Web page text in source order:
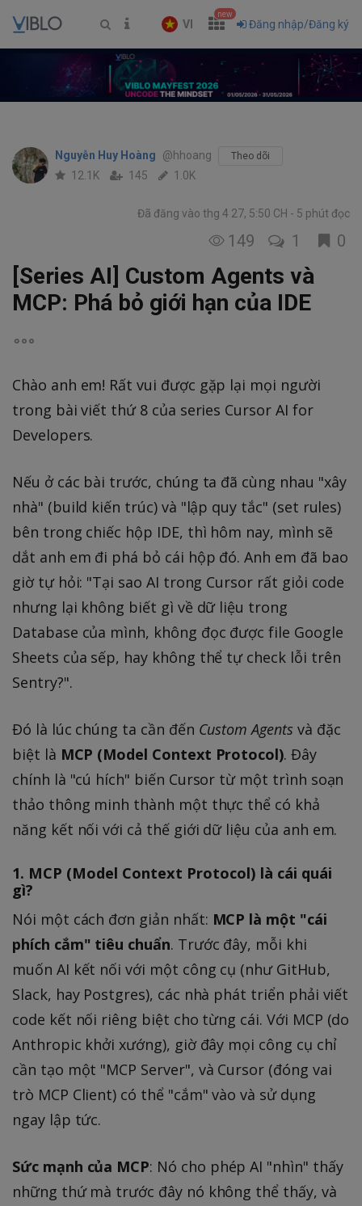
VI
new
Đăng nhập/Đăng ký
Nguyễn Huy Hoàng @hhoang Theo dõi
12.1K 145 1.0K
Đã đăng vào thg 4 27, 5:50 CH 5 phút đọc
149 1 0
[Series AI] Custom Agents và
MCP: Phá bỏ giới hạn của IDE
Chào anh em! Rất vui được gặp lại mọi người
trong bài viết thứ 8 của series Cursor AI for
Developers.
Nếu ở các bài trước, chúng ta đã cùng nhau "xây
nhà" (build kiến trúc) và "lập quy tắc" (set rules)
bên trong chiếc hộp IDE, thì hôm nay, mình sẽ
dắt anh em đi phá bỏ cái hộp đó. Anh em đã bao
giờ tự hỏi: "Tại sao AI trong Cursor rất giỏi code
nhưng lại không biết gì về dữ liệu trong
Database của mình, không đọc được file Google
Sheets của sếp, hay không thể tự check lỗi trên
Sentry?".
Đó là lúc chúng ta cần đến Custom Agents và đặc
biệt là MCP (Model Context Protocol). Đây
chính là "cú hích" biến Cursor từ một trình soạn
thảo thông minh thành một thực thể có khả
năng kết nối với cả thế giới dữ liệu của anh em.
1. MCP (Model Context Protocol) là cái quái
gì?
Nói một cách đơn giản nhất: MCP là một "cái
phích cắm" tiêu chuẩn. Trước đây, mỗi khi
muốn AI kết nối với một công cụ (như GitHub,
Slack, hay Postgres), các nhà phát triển phải viết
code kết nối riêng biệt cho từng cái. Với MCP (do
Anthropic khởi xướng), giờ đây mọi công cụ chỉ
cần tạo một "MCP Server", và Cursor (đóng vai
trò MCP Client) có thể "cắm" vào và sử dụng
ngay lập tức.
Sức mạnh của MCP: Nó cho phép AI "nhìn" thấy
những thứ mà trước đây nó không thể thấy, và